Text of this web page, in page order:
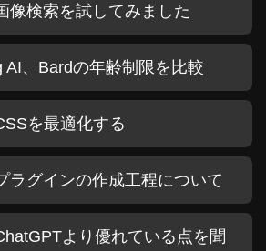
像検索を試してみました
AI、Bardの年齢制限を比較
を最適化する
ラグインの作成工程について
より優れている点を聞